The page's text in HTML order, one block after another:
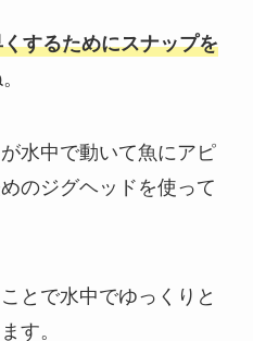
するためにスナップを
水中で動いて魚にアピ
のジグヘッドを使って
とで水中でゆっくりと
す。